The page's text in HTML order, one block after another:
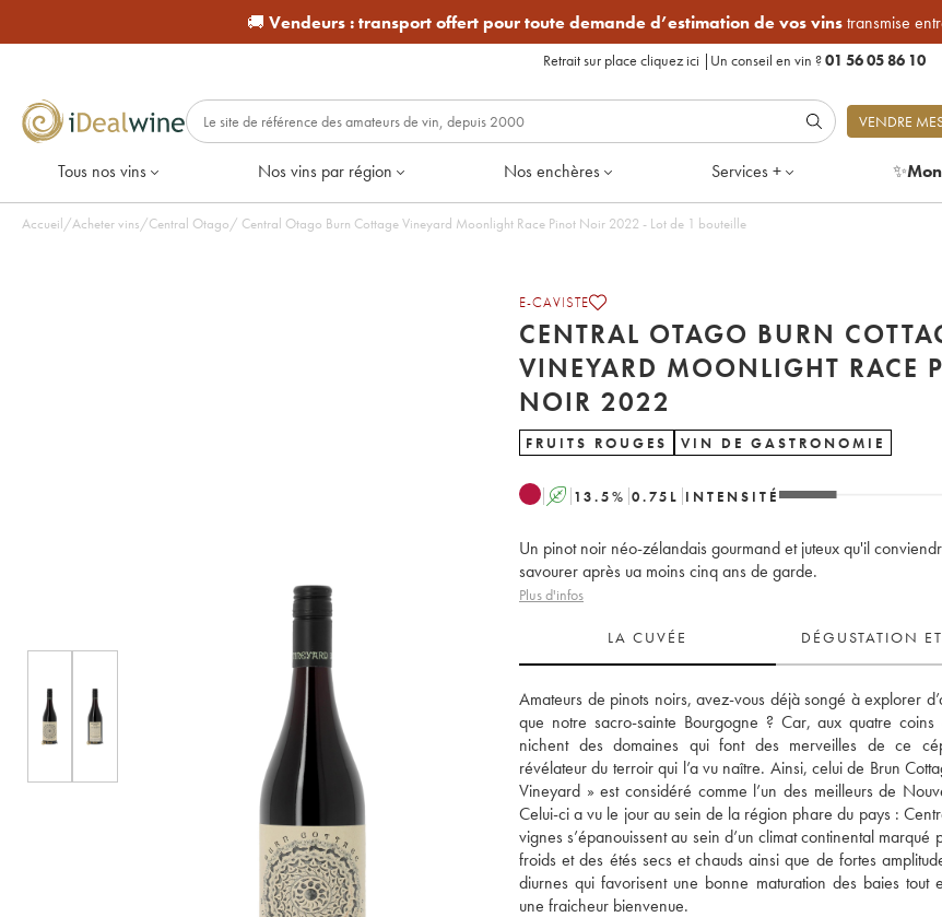
🚚 Vendeurs :transport offert pour toute demande d’estimation de vos vinstransmise
Retrait sur place cliquez ici | Un conseil en vin ?01 56 05 86 10
VENDRE
Tous nos vins Nos vins par région Nos enchères Services + ✨
Accueil/Acheter vins/Central Otago/ Central Otago Burn Cottage Vineyard Moonlight Race Pinot Noir 2022 - Lot de 1 bouteille
E-CAVISTE
CENTRAL OTAGO BURN
VINEYARD MOONLIGHT RACE
NOIR 2022
FRUITS ROUGES VIN DE GASTRONOMIE
A 13.5% 0.75 L INTENSITÉ
Un pinot noir néo-zélandais gourmand et juteux qu'il
savourer après ua moins cinq ans de garde.
Plus d'infos
LA CUVÉE DÉGUSTATION
Amateurs de pinots noirs, avez-vous déjà songé à explorer
que notre sacro-sainte Bourgogne ? Car, aux quatre
nichent des domaines qui font des merveilles de ce
révélateur du terroir qui l’a vu naître. Ainsi, celui de Brun
Vineyard » est considéré comme l’un des meilleurs de
Celui-ci a vu le jour au sein de la région phare du pays :
vignes s’épanouissent au sein d’un climat continental marqué
froids et des étés secs et chauds ainsi que de fortes
diurnes qui favorisent une bonne maturation des baies tout
une fraicheur bienvenue.